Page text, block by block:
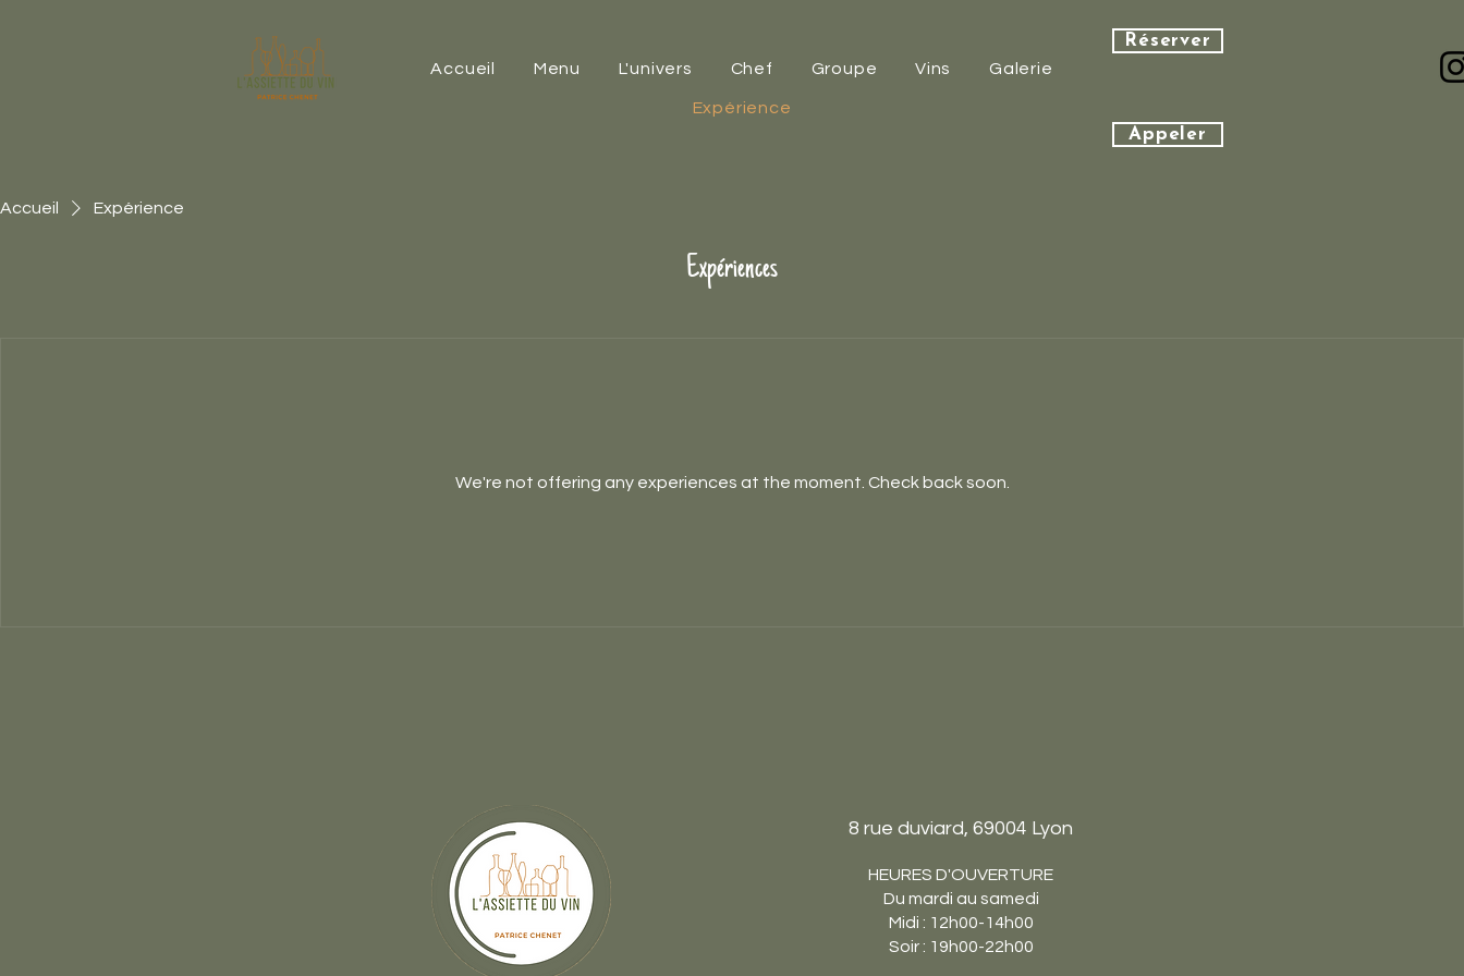
Accueil Menu L'univers Chef Groupe Vins Galerie
Expérience
Réserver
Appeler
Accueil Expérience
Expériences
We're not offering any experiences at the moment. Check back soon.
8 rue duviard, 69004 Lyon
HEURES D'OUVERTURE
Du mardi au samedi
Midi : 12h00-14h00
Soir : 19h00-22h00